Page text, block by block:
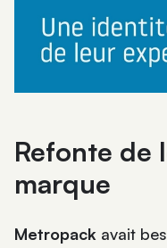
Refonte de
marque
Metropack avait